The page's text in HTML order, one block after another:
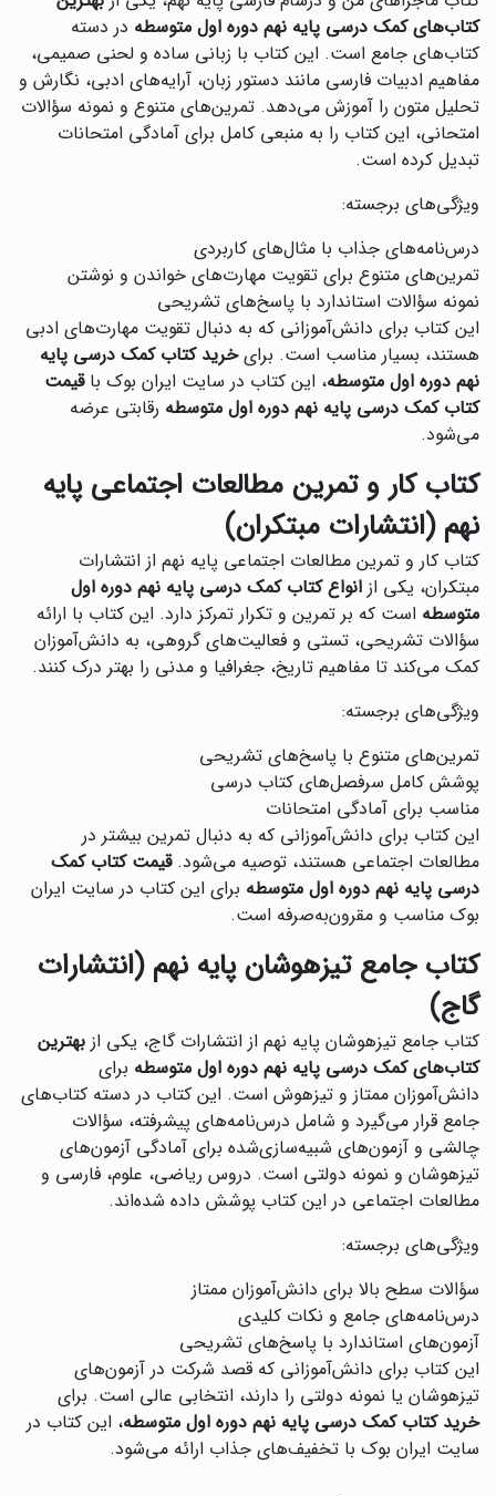
کتاب‌های کمک درسی پایه نهم دوره اول متوسطه در دسته
کتاب‌های جامع است. این کتاب با زبانی ساده و لحنی صمیمی،
مفاهیم ادبیات فارسی مانند دستور زبان، آرایه‌های ادبی، نگارش و
تحلیل متون را آموزش می‌دهد. تمرین‌های متنوع و نمونه سؤالات
امتحانی، این کتاب را به منبعی کامل برای آمادگی امتحانات
تبدیل کرده است.
ویژگی‌های برجسته:
درس‌نامه‌های جذاب با مثال‌های کاربردی
تمرین‌های متنوع برای تقویت مهارت‌های خواندن و نوشتن
نمونه سؤالات استاندارد با پاسخ‌های تشریحی
این کتاب برای دانش‌آموزانی که به دنبال تقویت مهارت‌های ادبی
هستند، بسیار مناسب است. برایخرید کتاب کمک درسی پایه
نهم دوره اول متوسطه، این کتاب در سایت ایران بوک باقیمت
کتاب کمک درسی پایه نهم دوره اول متوسطه رقابتی عرضه
می‌شود.
کتاب کار و تمرین مطالعات اجتماعی پایه
نهم (انتشارات مبتکران)
کتاب کار و تمرین مطالعات اجتماعی پایه نهم از انتشارات
مبتکران، یکی از انواع کتاب کمک درسی پایه نهم دوره اول
متوسطه است که بر تمرین و تکرار تمرکز دارد. این کتاب با ارائه
سؤالات تشریحی، تستی و فعالیت‌های گروهی، به دانش‌آموزان
کمک می‌کند تا مفاهیم تاریخ، جغرافیا و مدنی را بهتر درک کنند.
ویژگی‌های برجسته:
تمرین‌های متنوع با پاسخ‌های تشریحی
پوشش کامل سرفصل‌های کتاب درسی
مناسب برای آمادگی امتحانات
این کتاب برای دانش‌آموزانی که به دنبال تمرین بیشتر در
مطالعات اجتماعی هستند، توصیه می‌شود.قیمت کتاب کمک
درسی پایه نهم دوره اول متوسطه برای این کتاب در سایت ایران
بوک مناسب و مقرون‌به‌صرفه است.
کتاب جامع تیزهوشان پایه نهم (انتشارات
گاج)
کتاب جامع تیزهوشان پایه نهم از انتشارات گاج، یکی از بهترین
کتاب‌های کمک درسی پایه نهم دوره اول متوسطه برای
دانش‌آموزان ممتاز و تیزهوش است. این کتاب در دسته کتاب‌های
جامع قرار می‌گیرد و شامل درس‌نامه‌های پیشرفته، سؤالات
چالشی و آزمون‌های شبیه‌سازی‌شده برای آمادگی آزمون‌های
تیزهوشان و نمونه دولتی است. دروس ریاضی، علوم، فارسی و
مطالعات اجتماعی در این کتاب پوشش داده شده‌اند.
ویژگی‌های برجسته:
سؤالات سطح بالا برای دانش‌آموزان ممتاز
درس‌نامه‌های جامع و نکات کلیدی
آزمون‌های استاندارد با پاسخ‌های تشریحی
این کتاب برای دانش‌آموزانی که قصد شرکت در آزمون‌های
تیزهوشان یا نمونه دولتی را دارند، انتخابی عالی است. برای
خرید کتاب کمک درسی پایه نهم دوره اول متوسطه، این کتاب در
سایت ایران بوک با تخفیف‌های جذاب ارائه می‌شود.